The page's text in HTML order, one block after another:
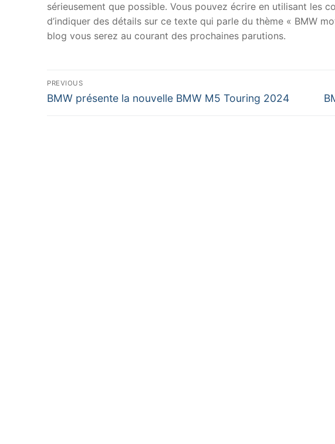
sérieusement que possible. Vous pouvez écrire en utilisant les
d’indiquer des détails sur ce texte qui parle du thème « BMW
blog vous serez au courant des prochaines parutions.
Navigation
de
PREVIOUS
Previous
BMW présente la nouvelle BMW M5 Touring 2024